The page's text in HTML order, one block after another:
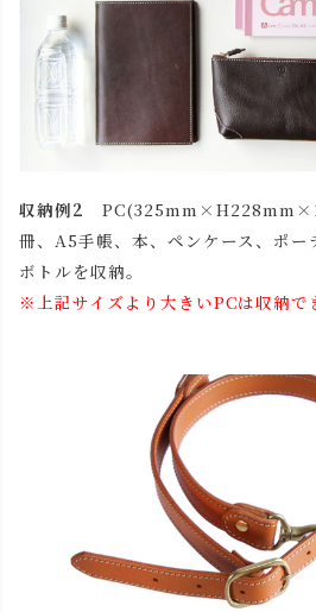
収納例2
冊、A5手帳、本、ペンケース、ポ
ボトルを収納。
※上記サイズより大きいPCは収納で